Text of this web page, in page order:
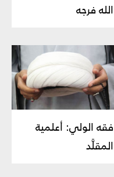
الله فرجه
فقه الولي‏: أعلمية
المقلَّد